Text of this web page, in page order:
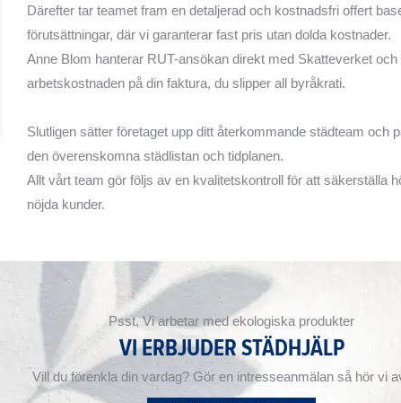
Därefter tar teamet fram en detaljerad och kostnadsfri offert
förutsättningar, där vi garanterar fast pris utan dolda kostnader.
Anne Blom hanterar RUT-ansökan direkt med Skatteverket
arbetskostnaden på din faktura, du slipper all byråkrati.
Slutligen sätter företaget upp ditt återkommande städteam och
den överenskomna städlistan och tidplanen.
Allt vårt team gör följs av en kvalitetskontroll för att säkerställa
nöjda kunder.
Psst, Vi arbetar med ekologiska produkter
VI ERBJUDER STÄDHJÄLP
Vill du förenkla din vardag? Gör en intresseanmälan så hör vi